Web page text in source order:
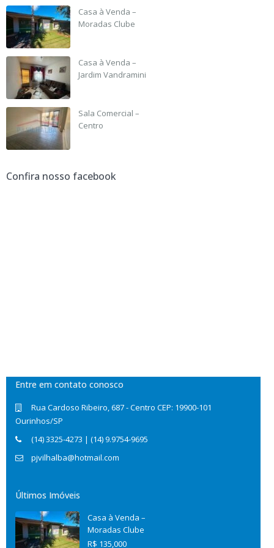
Casa à Venda –
Moradas Clube
Casa à Venda –
Jardim Vandramini
Sala Comercial –
Centro
Confira nosso facebook
Entre em contato conosco
Rua Cardoso Ribeiro, 687 - Centro CEP: 19900-101
Ourinhos/SP
(14) 3325-4273 | (14) 9.9754-9695
pjvilhalba@hotmail.com
Últimos Imóveis
Casa à Venda –
Moradas Clube
R$ 135,000